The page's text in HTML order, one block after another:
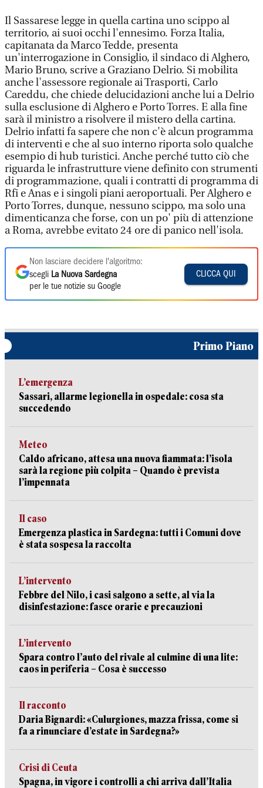
Il Sassarese legge in quella cartina uno scippo al
territorio, ai suoi occhi l'ennesimo. Forza Italia,
capitanata da Marco Tedde, presenta
un'interrogazione in Consiglio, il sindaco di Alghero,
Mario Bruno, scrive a Graziano Delrio. Si mobilita
anche l'assessore regionale ai Trasporti, Carlo
Careddu, che chiede delucidazioni anche lui a Delrio
sulla esclusione di Alghero e Porto Torres. E alla fine
sarà il ministro a risolvere il mistero della cartina.
Delrio infatti fa sapere che non c'è alcun programma
di interventi e che al suo interno riporta solo qualche
esempio di hub turistici. Anche perché tutto ciò che
riguarda le infrastrutture viene definito con strumenti
di programmazione, quali i contratti di programma di
Rfi e Anas e i singoli piani aeroportuali. Per Alghero e
Porto Torres, dunque, nessuno scippo, ma solo una
dimenticanza che forse, con un po' più di attenzione
a Roma, avrebbe evitato 24 ore di panico nell'isola.
Non lasciare decidere l'algoritmo:
scegli La Nuova Sardegna
per le tue notizie su Google
CLICCA QUI
Primo Piano
L’emergenza
Sassari, allarme legionella in ospedale: cosa sta
succedendo
Meteo
Caldo africano, attesa una nuova fiammata: l’isola
sarà la regione più colpita – Quando è prevista
l’impennata
Il caso
Emergenza plastica in Sardegna: tutti i Comuni dove
è stata sospesa la raccolta
L’intervento
Febbre del Nilo, i casi salgono a sette, al via la
disinfestazione: fasce orarie e precauzioni
L’intervento
Spara contro l’auto del rivale al culmine di una lite:
caos in periferia – Cosa è successo
Il racconto
Daria Bignardi: «Culurgiones, mazza frissa, come si
fa a rinunciare d’estate in Sardegna?»
Crisi di Ceuta
Spagna, in vigore i controlli a chi arriva dall’Italia